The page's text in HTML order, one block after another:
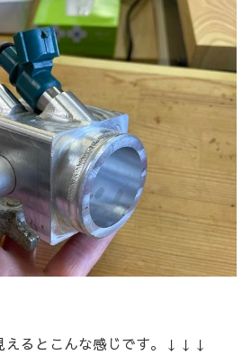
えるとこんな感じです。↓↓↓